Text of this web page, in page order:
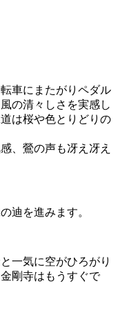
車にまたがりペダル
の清々しさを実感し
は桜や色とりどりの
、鶯の声も冴え冴え
迪を進みます。
一気に空がひろがり
剛寺はもうすぐで